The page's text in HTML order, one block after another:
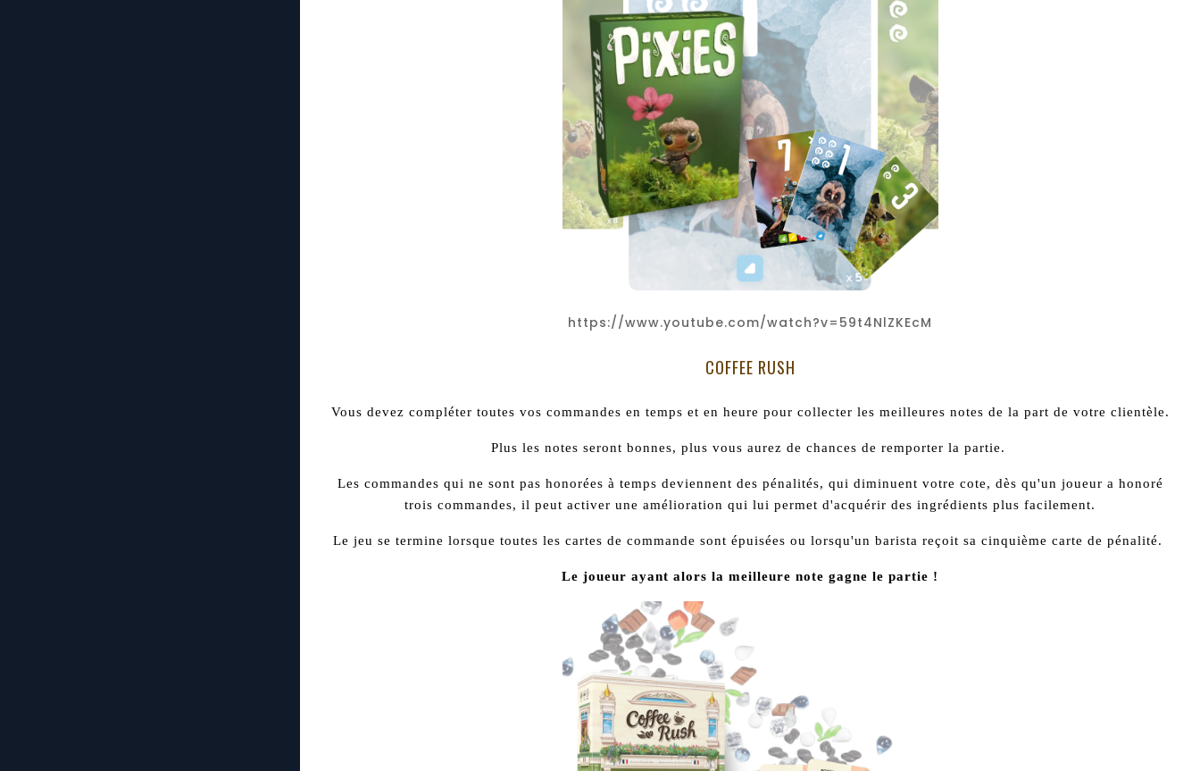
https://www.youtube.com/watch?v=59t4NlZKEcM
COFFEE RUSH
Vous devez compléter toutes vos commandes en temps et en heure pour collecter les meilleures notes de la part de votre clientèle.
Plus les notes seront bonnes, plus vous aurez de chances de remporter la partie.
Les commandes qui ne sont pas honorées à temps deviennent des pénalités, qui diminuent votre cote, dès qu'un joueur a honoré
trois commandes, il peut activer une amélioration qui lui permet d'acquérir des ingrédients plus facilement.
Le jeu se termine lorsque toutes les cartes de commande sont épuisées ou lorsqu'un barista reçoit sa cinquième carte de pénalité.
Le joueur ayant alors la meilleure note gagne le partie !